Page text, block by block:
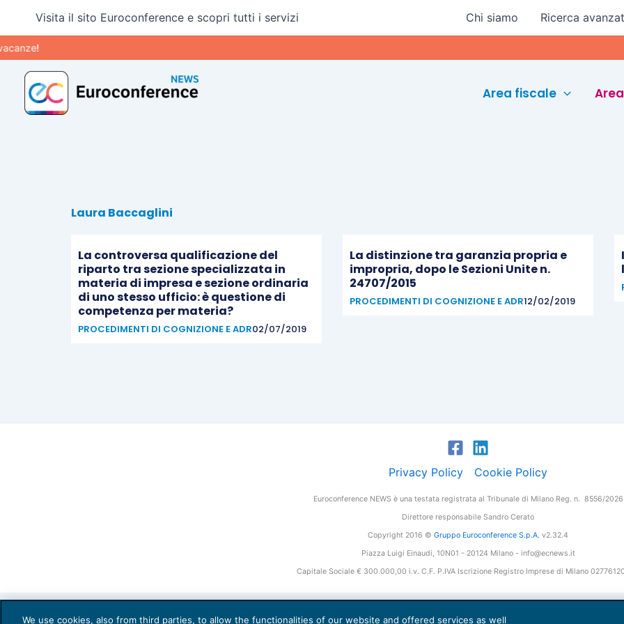
contenuto
Visita il sito Euroconference e scopri tutti i servizi Chi siamo Ricerca
Area fiscale
Laura Baccaglini
La controversa qualificazione del
riparto tra sezione specializzata in
materia di impresa e sezione ordinaria
di uno stesso ufficio: è questione di
competenza per materia?
PROCEDIMENTI DI COGNIZIONE E ADR02/07/2019
La distinzione tra garanzia propria e
impropria, dopo le Sezioni Unite n.
24707/2015
PROCEDIMENTI DI COGNIZIONE E ADR12/02/2019
Privacy Policy Cookie Policy
Euroconference NEWS è una testata registrata al Tribunale di Milano Reg. n. 8556/2026
Direttore responsabile Sandro Cerato
Copyright 2016 © Gruppo Euroconference S.p.A. v2.32.4
Piazza Luigi Einaudi, 10N01 - 20124 Milano - info@ecnews.it
Capitale Sociale € 300.000,00 i.v. C.F. P.IVA Iscrizione Registro Imprese di Milano
We use cookies, also from third parties, to allow the functionalities of our website and offered services as well